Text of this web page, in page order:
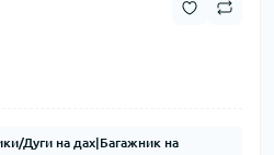
Дуги на дах|Багажник на